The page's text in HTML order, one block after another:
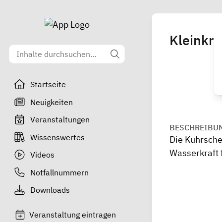
Startseite
Neuigkeiten
Veranstaltungen
Wissenswertes
Videos
Notfallnummern
Downloads
Veranstaltung eintragen
Die